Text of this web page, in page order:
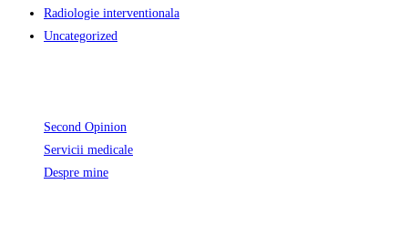
Radiologie interventionala
Uncategorized
Second Opinion
Servicii medicale
Despre mine